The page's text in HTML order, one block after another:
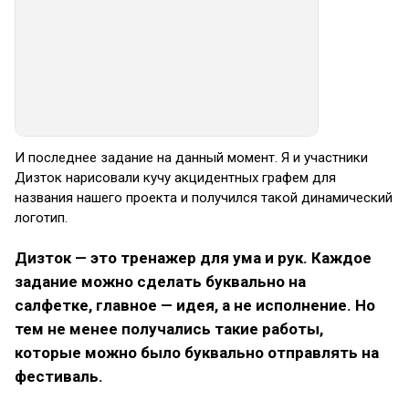
И последнее задание на данный момент. Я и участники
Дизток нарисовали кучу акцидентных графем для
названия нашего проекта и получился такой динамический
логотип.
Дизток — это тренажер для ума и рук. Каждое
задание можно сделать буквально на
салфетке, главное — идея, а не исполнение. Но
тем не менее получались такие работы,
которые можно было буквально отправлять на
фестиваль.